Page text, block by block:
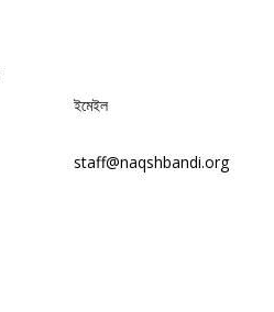
ইমেইল
staff@naqshbandi.org